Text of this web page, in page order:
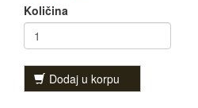
Količina
Dodaj u korpu